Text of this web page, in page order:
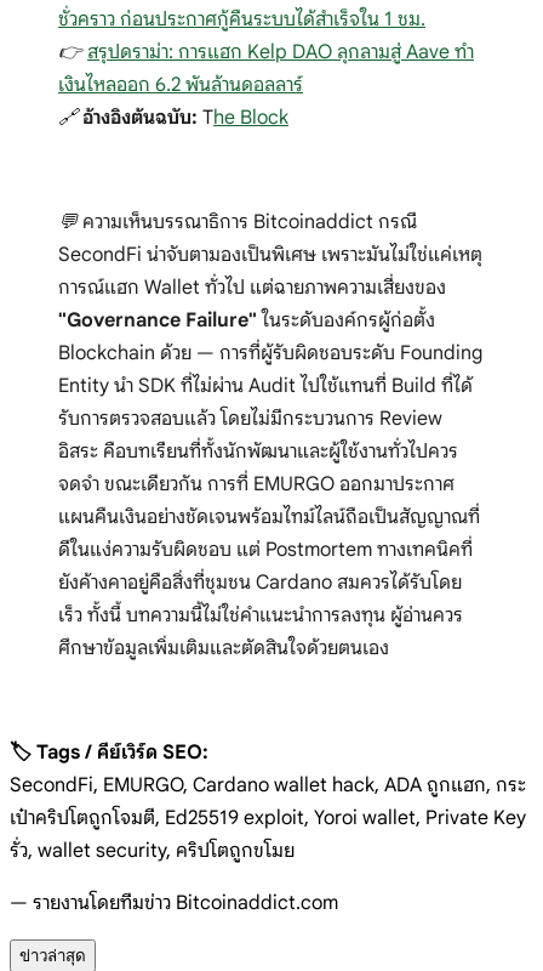
ชั่วคราว ก่อนประกาศกู้คืนระบบได้สำเร็จใน 1 ชม.
👉 สรุปดราม่า: การแฮก Kelp DAO ลุกลามสู่ Aave ทำ
เงินไหลออก 6.2 พันล้านดอลลาร์
🔗อ้างอิงต้นฉบับ: The Block
💬 ความเห็นบรรณาธิการ Bitcoinaddict กรณี
SecondFi น่าจับตามองเป็นพิเศษ เพราะมันไม่ใช่แค่เหตุ
การณ์แฮก Wallet ทั่วไป แต่ฉายภาพความเสี่ยงของ
"Governance Failure" ในระดับองค์กรผู้ก่อตั้ง
Blockchain ด้วย — การที่ผู้รับผิดชอบระดับ Founding
Entity นำ SDK ที่ไม่ผ่าน Audit ไปใช้แทนที่ Build ที่ได้
รับการตรวจสอบแล้ว โดยไม่มีกระบวนการ Review
อิสระ คือบทเรียนที่ทั้งนักพัฒนาและผู้ใช้งานทั่วไปควร
จดจำ ขณะเดียวกัน การที่ EMURGO ออกมาประกาศ
แผนคืนเงินอย่างชัดเจนพร้อมไทม์ไลน์ถือเป็นสัญญาณที่
ดีในแง่ความรับผิดชอบ แต่ Postmortem ทางเทคนิคที่
ยังค้างคาอยู่คือสิ่งที่ชุมชน Cardano สมควรได้รับโดย
เร็ว ทั้งนี้ บทความนี้ไม่ใช่คำแนะนำการลงทุน ผู้อ่านควร
ศึกษาข้อมูลเพิ่มเติมและตัดสินใจด้วยตนเอง
🏷️ Tags / คีย์เวิร์ด SEO:
SecondFi, EMURGO, Cardano wallet hack, ADA ถูกแฮก, กระ
เป๋าคริปโตถูกโจมตี, Ed25519 exploit, Yoroi wallet, Private Key
รั่ว, wallet security, คริปโตถูกขโมย
— รายงานโดยทีมข่าว Bitcoinaddict.com
ข่าวล่าสุด